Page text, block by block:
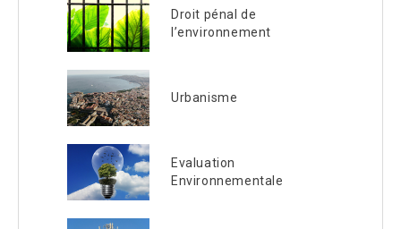
Droit pénal de
l’environnement
Urbanisme
Evaluation
Environnementale